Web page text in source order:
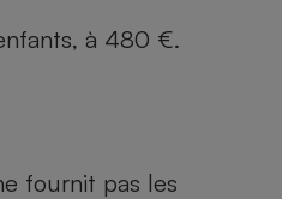
à 480 €.
fournit pas les